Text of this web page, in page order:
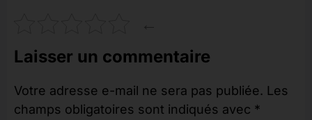
Laisser un commentaire
Votre adresse e-mail ne sera pas publiée. Les
champs obligatoires sont indiqués avec *